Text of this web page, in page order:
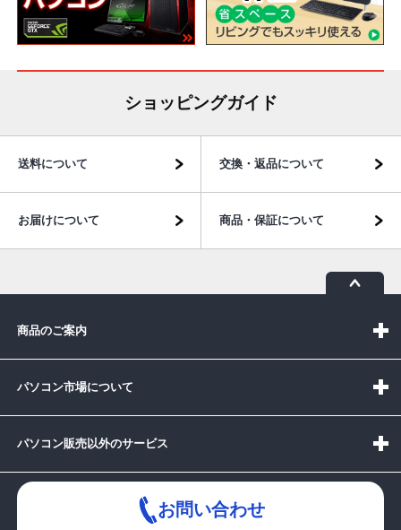
ショッピングガイド
送料について 交換・返品について
お届けについて 商品・保証について
商品のご案内
パソコン市場について
パソコン販売以外のサービス
お問い合わせ